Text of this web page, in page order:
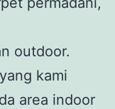
outdoor.
kami
area indoor